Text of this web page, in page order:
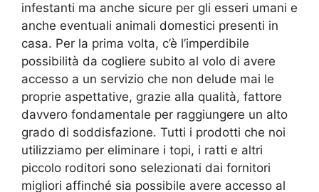
infestanti ma anche sicure per gli esseri umani e
anche eventuali animali domestici presenti in
casa. Per la prima volta, c’è l’imperdibile
possibilità da cogliere subito al volo di avere
accesso a un servizio che non delude mai le
proprie aspettative, grazie alla qualità, fattore
davvero fondamentale per raggiungere un alto
grado di soddisfazione. Tutti i prodotti che noi
utilizziamo per eliminare i topi, i ratti e altri
piccolo roditori sono selezionati dai fornitori
migliori affinché sia possibile avere accesso al